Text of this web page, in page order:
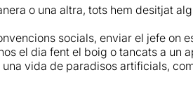
o una altra, tots hem desitjat
socials, enviar el jefe on
el dia fent el boig o tancats a un
vida de paradisos artificials,